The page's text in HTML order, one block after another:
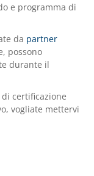
e programma di
da partner
possono
durante il
certificazione
vogliate mettervi